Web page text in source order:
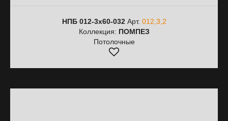
НПБ 012-3х60-032Арт. 012,3,2
Коллекция: ПОМПЕЗ
Потолочные